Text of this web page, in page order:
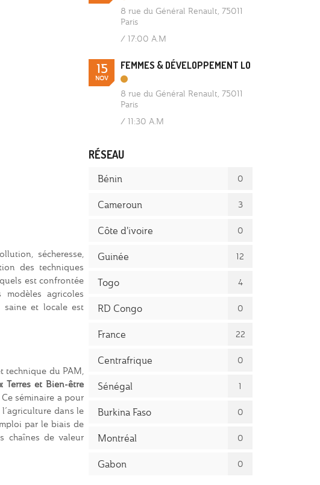
sécheresse,
des techniques
est confrontée
modèles agricoles
saine et locale est
technique du PAM,
Terres et Bien-être
Ce séminaire a pour
dans le
par le biais de
chaînes de valeur
8 rue du Général Renault, 75011
Paris
/ 17:00 A.M
15
NOV
FEMMES & DÉVELOPPEMENT LO
8 rue du Général Renault, 75011
Paris
/ 11:30 A.M
RÉSEAU
Bénin 0
Cameroun 3
Côte d'ivoire 0
Guinée 12
Togo 4
RD Congo 0
France 22
Centrafrique 0
Sénégal 1
Burkina Faso 0
Montréal 0
Gabon 0